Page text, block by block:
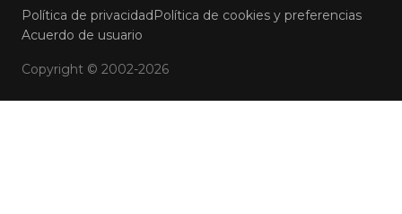
Política de privacidadPolítica de cookies y preferencias
Acuerdo de usuario
Copyright © 2002-2026
Webinar: amplíe su